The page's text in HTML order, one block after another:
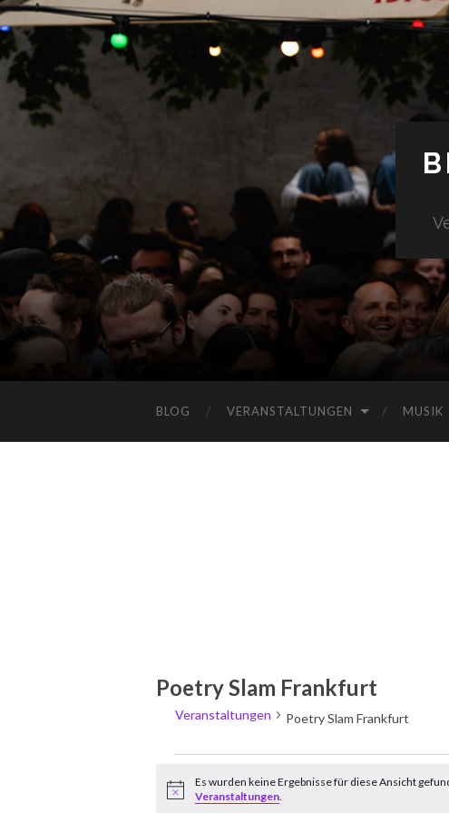
BLOG VERANSTALTUNGEN MUSIK
Poetry Slam Frankfurt
Veranstaltungen Poetry Slam Frankfurt
Hinweis
Es wurden keine Ergebnisse für diese Ansicht
Veranstaltungen.